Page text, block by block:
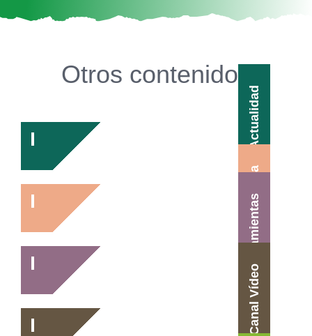
Otros contenidos
Actualidad
Agenda
Herramientas
Canal Vídeo